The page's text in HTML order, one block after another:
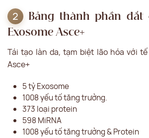
Bảng thành phần đắt
Exosome Asce+
Tái tạo làn da, tạm biệt lão hóa với tế
Asce+
5 tỷ Exosome
1008 yếu tố tăng trưởng.
373 loại protein
598 MiRNA
1008 yếu tố tăng trưởng & Protein